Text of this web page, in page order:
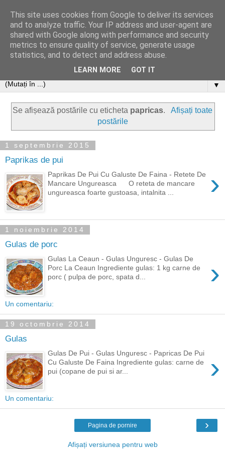
▼
Se afișează postările cu eticheta papricas.
Afișați toate
postările
1 septembrie 2015
Paprikas de pui
›
Paprikas De Pui Cu Galuste De Faina - Retete De
Mancare Ungureasca O reteta de mancare
ungureasca foarte gustoasa, intalnita ...
1 noiembrie 2014
Gulas de porc
›
Gulas La Ceaun - Gulas Unguresc - Gulas De
Porc La Ceaun Ingrediente gulas: 1 kg carne de
porc ( pulpa de porc, spata d...
Un comentariu:
19 octombrie 2014
Gulas
›
Gulas De Pui - Gulas Unguresc - Papricas De Pui
Cu Galuste De Faina Ingrediente gulas: carne de
pui (copane de pui si ar...
Un comentariu:
›
Pagina de pornire
Afișați versiunea pentru web
This site uses cookies from Google to deliver its services
and to analyze traffic. Your IP address and user-agent are
shared with Google along with performance and security
metrics to ensure quality of service, generate usage
statistics, and to detect and address abuse.
LEARN MORE GOT IT